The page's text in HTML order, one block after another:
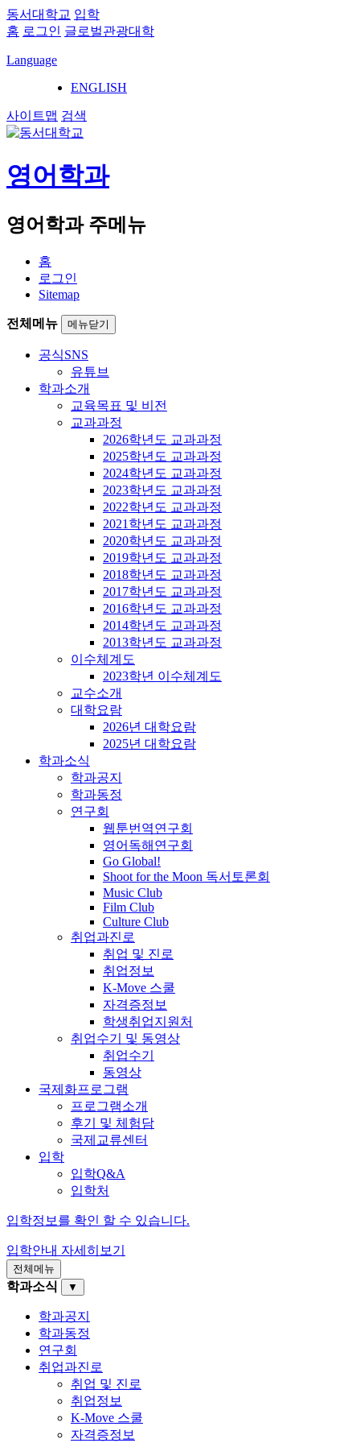
동서대학교 입학
홈 로그인 글로벌관광대학
Language
ENGLISH
사이트맵 검색
영어학과
영어학과 주메뉴
홈
로그인
Sitemap
전체메뉴 메뉴닫기
공식SNS
유튜브
학과소개
교육목표 및 비전
교과과정
2026학년도 교과과정
2025학년도 교과과정
2024학년도 교과과정
2023학년도 교과과정
2022학년도 교과과정
2021학년도 교과과정
2020학년도 교과과정
2019학년도 교과과정
2018학년도 교과과정
2017학년도 교과과정
2016학년도 교과과정
2014학년도 교과과정
2013학년도 교과과정
이수체계도
2023학년 이수체계도
교수소개
대학요람
2026년 대학요람
2025년 대학요람
학과소식
학과공지
학과동정
연구회
웹툰번역연구회
영어독해연구회
Go Global!
Shoot for the Moon 독서토론회
Music Club
Film Club
Culture Club
취업과진로
취업 및 진로
취업정보
K-Move 스쿨
자격증정보
학생취업지원처
취업수기 및 동영상
취업수기
동영상
국제화프로그램
프로그램소개
후기 및 체험담
국제교류센터
입학
입학Q&A
입학처
입학정보를 확인 할 수 있습니다.
입학안내 자세히보기
전체메뉴
학과소식 ▼
학과공지
학과동정
연구회
취업과진로
취업 및 진로
취업정보
K-Move 스쿨
자격증정보